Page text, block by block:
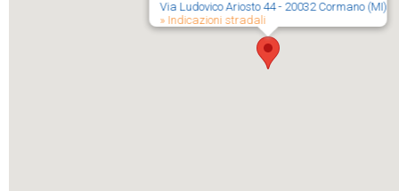
Via Ludovico Ariosto 44 - 20032 Cormano (MI)
» Indicazioni stradali